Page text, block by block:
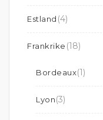
Estland (4)
Frankrike (18)
Bordeaux(1)
Lyon(3)